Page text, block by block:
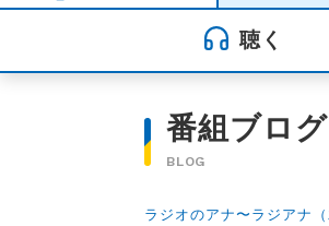
聴く
番組ブログ
BLOG
ラジオのアナ〜ラジアナ（